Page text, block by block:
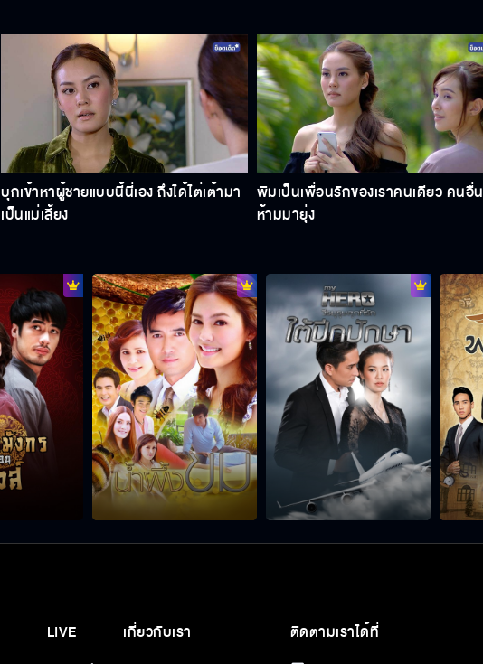
บุกเข้าหาผู้ชายแบบนี้นี่เอง ถึงได้ไต่เต้ามา
เป็นแม่เลี้ยง
พิมเป็นเพื่อนรักของเราคนเดียว คนอื่น
ห้ามมายุ่ง
LIVE เกี่ยวกับเรา ติดตามเราได้ที่